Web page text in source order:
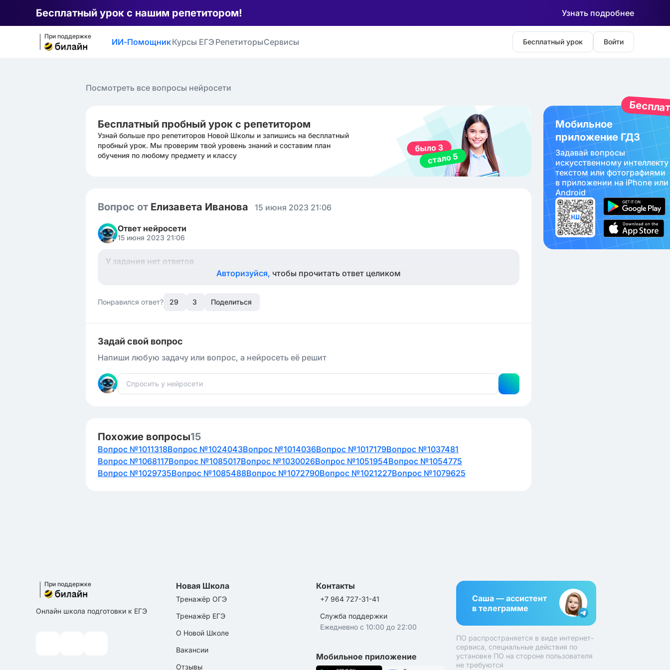
Бесплатный урок с нашим репетитором! Узнать подробнее
При поддержке
ИИ-ПомощникКурсы ЕГЭ РепетиторыСервисы Бесплатный урок Войти
Посмотреть все вопросы нейросети
Бесплатный пробный урок с репетитором
Узнай больше про репетиторов Новой Школы и запишись на бесплатный
пробный урок. Мы проверим твой уровень знаний и составим план
обучения по любому предмету и классу
Вопрос от Елизавета Иванова 15 июня 2023 21:06
Ответ нейросети
15 июня 2023 21:06
У задания нет ответов
Авторизуйся, чтобы прочитать ответ целиком
Понравился ответ? 29 3 Поделиться
Задай свой вопрос
Напиши любую задачу или вопрос, а нейросеть её решит
Похожие вопросы15
Вопрос №1011318Вопрос №1024043Вопрос №1014036Вопрос №1017179Вопрос №1037481
Вопрос №1068117Вопрос №1085017Вопрос №1030026Вопрос №1051954Вопрос №1054775
Вопрос №1029735Вопрос №1085488Вопрос №1072790Вопрос №1021227Вопрос №1079625
Мобильное
приложение ГДЗ
Задавай вопросы
искуcственному интеллекту
текстом или фотографиями
в приложении на iPhone или
Android
При поддержке
Онлайн школа подготовки к ЕГЭ
Новая Школа
Тренажёр ОГЭ
Тренажёр ЕГЭ
О Новой Школе
Вакансии
Отзывы
Контакты
+7 964 727-31-41
Служба поддержки
Ежедневно с 10:00 до 22:00
Мобильное приложение
Саша — ассистент
в телеграмме
ПО распространяется в виде интернет-
сервиса, специальные действия по
установке ПО на стороне пользователя
не требуются